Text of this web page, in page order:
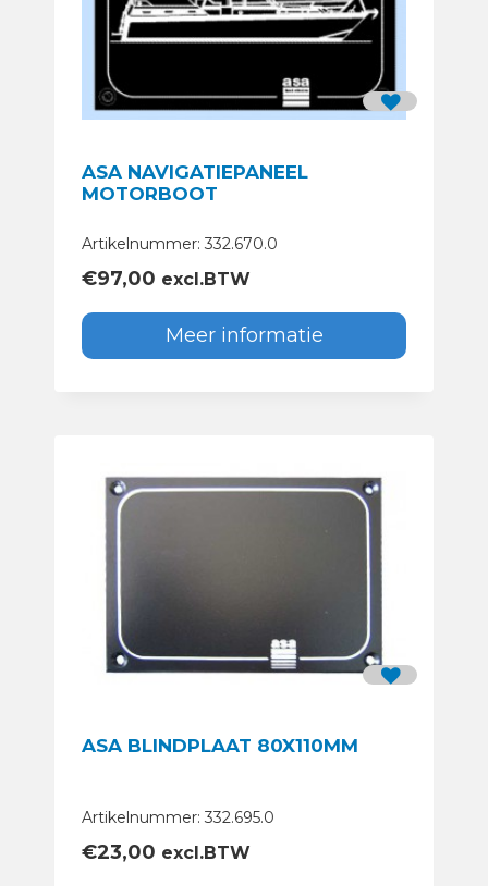
ASA NAVIGATIEPANEEL
MOTORBOOT
Artikelnummer: 332.670.0
€97,00 excl.BTW
Meer informatie
ASA BLINDPLAAT 80X110MM
Artikelnummer: 332.695.0
€23,00 excl.BTW